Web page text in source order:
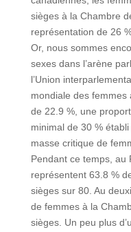
sièges à la Chambre
représentation de 26
Or, nous sommes
sexes dans l’arène
l’Union
mondiale des
de 22.9 %, une
minimal de 30 % établi
masse critique de
Pendant ce temps, au
représentent 63.8 %
sièges sur 80. Au
de femmes à la
sièges. Un peu plus